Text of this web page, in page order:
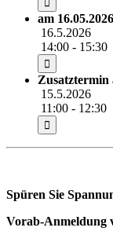
am 16.05.2026
16.5.2026
14:00 - 15:30
Zusatztermin
15.5.2026
11:00 - 12:30
Spüren Sie
Vorab-Anmeldung